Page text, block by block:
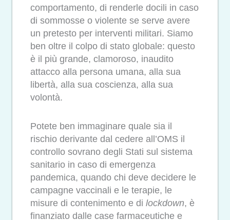
comportamento, di renderle docili in caso
di sommosse o violente se serve avere
un pretesto per interventi militari. Siamo
ben oltre il colpo di stato globale: questo
è il più grande, clamoroso, inaudito
attacco alla persona umana, alla sua
libertà, alla sua coscienza, alla sua
volontà.
Potete ben immaginare quale sia il
rischio derivante dal cedere all’OMS il
controllo sovrano degli Stati sul sistema
sanitario in caso di emergenza
pandemica, quando chi deve decidere le
campagne vaccinali e le terapie, le
misure di contenimento e di lockdown, è
finanziato dalle case farmaceutiche e